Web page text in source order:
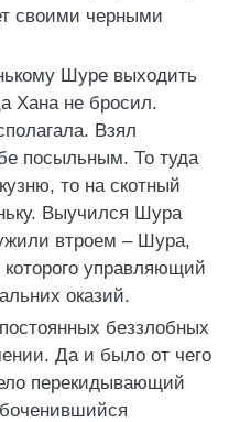
своими черными
Шуре выходить
Хана не бросил.
Взял
посыльным. То туда
то на скотный
Выучился Шура
втроем – Шура,
управляющий
оказий.
беззлобных
Да и было от чего
перекидывающий